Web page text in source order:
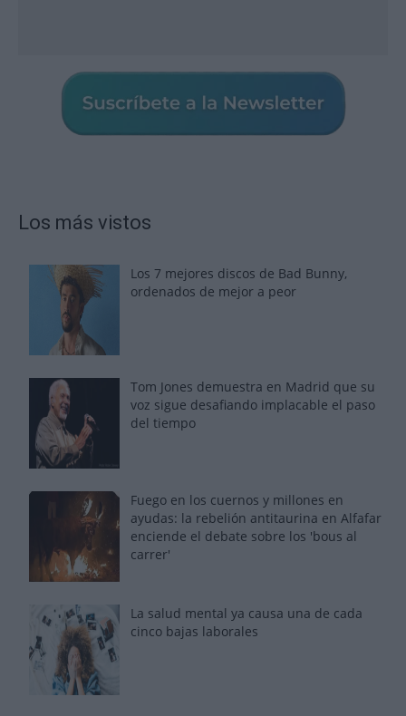
Los más vistos
Los 7 mejores discos de Bad Bunny,
ordenados de mejor a peor
Tom Jones demuestra en Madrid que su
voz sigue desafiando implacable el paso
del tiempo
Fuego en los cuernos y millones en
ayudas: la rebelión antitaurina en Alfafar
enciende el debate sobre los 'bous al
carrer'
La salud mental ya causa una de cada
cinco bajas laborales